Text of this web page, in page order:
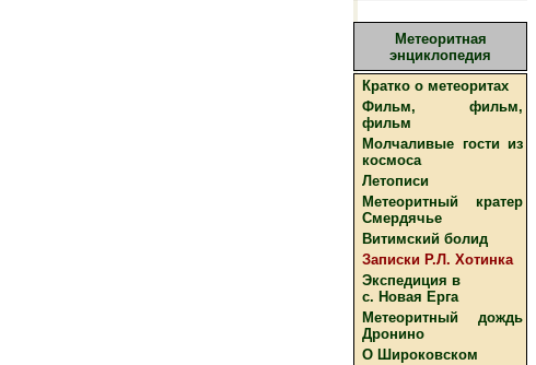
Метеоритная
энциклопедия
Кратко о метеоритах
Фильм, фильм,
фильм
Молчаливые гости из
космоса
Летописи
Метеоритный кратер
Смердячье
Витимский болид
Записки Р.Л. Хотинка
Экспедиция в
с. Новая Ерга
Метеоритный дождь
Дронино
О Широковском